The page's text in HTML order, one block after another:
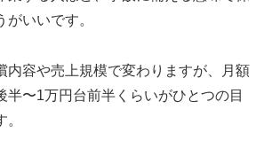
がいいです。
内容や売上規模で変わりますが、月額
半〜1万円台前半くらいがひとつの目